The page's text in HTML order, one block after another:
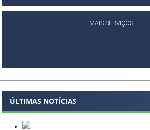
MAIS SERVIÇOS
ÚLTIMAS NOTÍCIAS